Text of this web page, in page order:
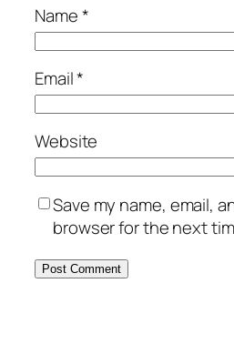
Name*
Email*
Website
Save my name, email,
browser for the next